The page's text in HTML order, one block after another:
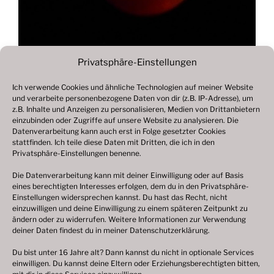
Privatsphäre-Einstellungen
Ich verwende Cookies und ähnliche Technologien auf meiner Website
und verarbeite personenbezogene Daten von dir (z.B. IP-Adresse), um
z.B. Inhalte und Anzeigen zu personalisieren, Medien von Drittanbietern
einzubinden oder Zugriffe auf unsere Website zu analysieren. Die
Datenverarbeitung kann auch erst in Folge gesetzter Cookies
stattfinden. Ich teile diese Daten mit Dritten, die ich in den
Privatsphäre-Einstellungen benenne.
Die Datenverarbeitung kann mit deiner Einwilligung oder auf Basis
eines berechtigten Interesses erfolgen, dem du in den Privatsphäre-
Einstellungen widersprechen kannst. Du hast das Recht, nicht
einzuwilligen und deine Einwilligung zu einem späteren Zeitpunkt zu
ändern oder zu widerrufen. Weitere Informationen zur Verwendung
deiner Daten findest du in meiner Datenschutzerklärung.
Du bist unter 16 Jahre alt? Dann kannst du nicht in optionale Services
einwilligen. Du kannst deine Eltern oder Erziehungsberechtigten bitten,
Beitragsnavigation
Vorheriger
Beitrag
Fotogalerie 2019
© 2003 – 2025 nilsbenthien.de,Datenschutzerklärung
|Cookie-Richtlinie EU|Impressum